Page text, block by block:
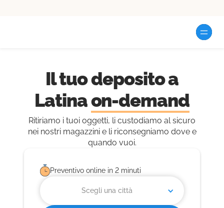
Il tuo deposito a
Latinaon-demand
Ritiriamo i tuoi oggetti, li custodiamo al sicuro
nei nostri magazzini e li riconsegniamo dove e
quando vuoi.
Preventivo online in 2 minuti
Scegli una città